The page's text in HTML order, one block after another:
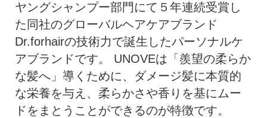
ヤングシャンプー部門にて５年連続受賞し
た同社のグローバルヘアケアブランド
Dr.forhairの技術力で誕生したパーソナルケ
アブランドです。 UNOVEは「羨望の柔らか
な髪へ」導くために、ダメージ髪に本質的
な栄養を与え、柔らかさや香りを基にムー
ドをまとうことができるのが特徴です。